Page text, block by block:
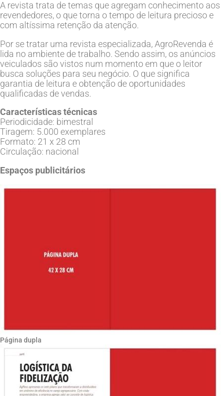
A revista trata de temas que agregam conhecimento aos
revendedores, o que torna o tempo de leitura precioso e
com altíssima retenção da atenção.
Por se tratar uma revista especializada, AgroRevenda é
lida no ambiente de trabalho. Sendo assim, os anúncios
veiculados são vistos num momento em que o leitor
busca soluções para seu negócio. O que significa
garantia de leitura e obtenção de oportunidades
qualificadas de vendas.
Características técnicas
Periodicidade: bimestral
Tiragem: 5.000 exemplares
Formato: 21 x 28 cm
Circulação: nacional
Espaços publicitários
Página dupla